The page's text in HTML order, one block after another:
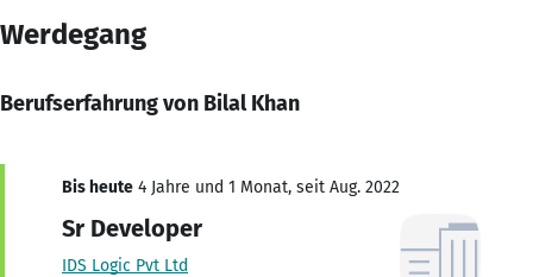
Werdegang
Berufserfahrung von Bilal Khan
Bis heute 4 Jahre und 1 Monat, seit Aug. 2022
Sr Developer
IDS Logic Pvt Ltd